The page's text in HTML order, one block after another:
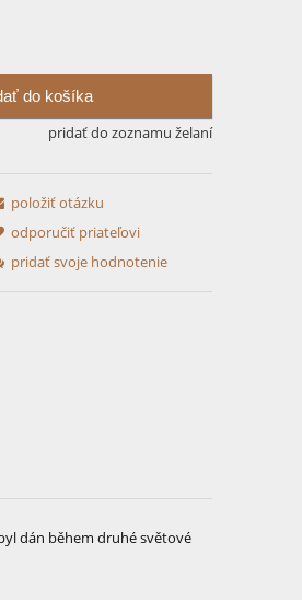
do košíka
pridať do zoznamu želaní
položiť otázku
odporučiť priateľovi
pridať svoje hodnotenie
dán během druhé světové